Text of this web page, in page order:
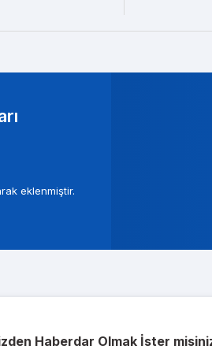
eklenmiştir.
1 sene önce
Haberdar Olmak İster